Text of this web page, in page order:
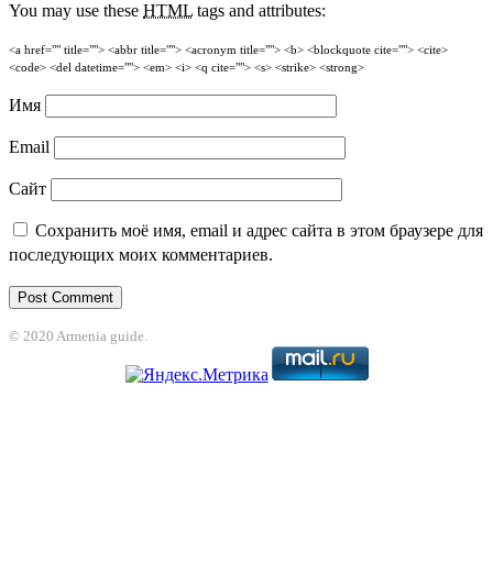
You may use these HTML tags and attributes:
<a href="" title=""> <abbr title=""> <acronym title=""> <b> <blockquote cite=""> <cite>
<code> <del datetime=""> <em> <i> <q cite=""> <s> <strike> <strong>
Имя
Email
Сайт
Сохранить моё имя, email и адрес сайта в этом браузере для
последующих моих комментариев.
© 2020 Armenia guide.